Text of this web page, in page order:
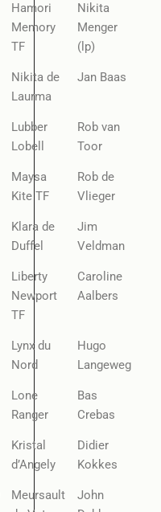
Hamori
Memory
TF
Nikita
Menger
(lp)
Nikita de
Laurma
Jan Baas
Lubber
Lobell
Rob van
Toor
Maysa
Kite TF
Rob de
Vlieger
Klara de
Duffel
Jim
Veldman
Liberty
Newport
TF
Caroline
Aalbers
Lynx du
Nord
Hugo
Langeweg
Lone
Ranger
Bas
Crebas
Kristal
d’Angely
Didier
Kokkes
Meursault
John